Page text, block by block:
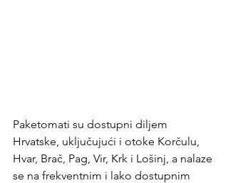
Paketomati su dostupni diljem
Hrvatske, uključujući i otoke Korčulu,
Hvar, Brač, Pag, Vir, Krk i Lošinj, a nalaze
se na frekventnim i lako dostupnim